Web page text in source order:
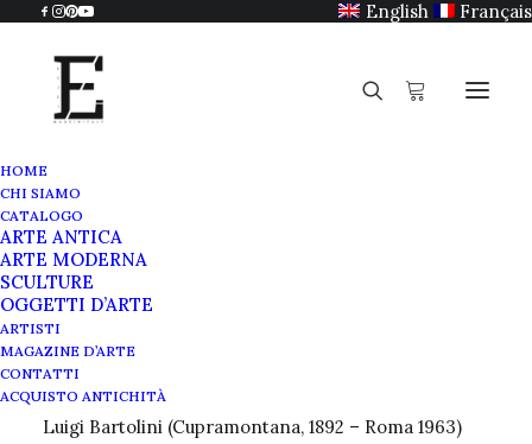
English Français
HOME
CHI SIAMO
CATALOGO
ARTE ANTICA
ARTE MODERNA
SCULTURE
OGGETTI D’ARTE
ARTISTI
MAGAZINE D’ARTE
CONTATTI
ACQUISTO ANTICHITÀ
Luigi Bartolini
Luigi Bartolini (Cupramontana, 1892 – Roma 1963)